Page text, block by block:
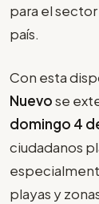
para el
país.
Con esta
Nuevose
domingo 4
ciudadanos
playas y